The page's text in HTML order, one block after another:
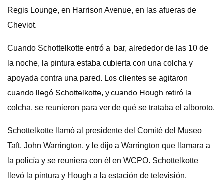
Regis Lounge, en Harrison Avenue, en las afueras de
Cheviot.
Cuando Schottelkotte entró al bar, alrededor de las 10 de
la noche, la pintura estaba cubierta con una colcha y
apoyada contra una pared. Los clientes se agitaron
cuando llegó Schottelkotte, y cuando Hough retiró la
colcha, se reunieron para ver de qué se trataba el alboroto.
Schottelkotte llamó al presidente del Comité del Museo
Taft, John Warrington, y le dijo a Warrington que llamara a
la policía y se reuniera con él en WCPO. Schottelkotte
llevó la pintura y Hough a la estación de televisión.